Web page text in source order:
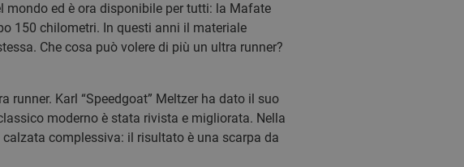
ed è ora disponibile per tutti: la Mafate
150 chilometri. In questi anni il materiale
Che cosa può volere di più un ultra runner?
Karl “Speedgoat” Meltzer ha dato il suo
moderno è stata rivista e migliorata. Nella
complessiva: il risultato è una scarpa da